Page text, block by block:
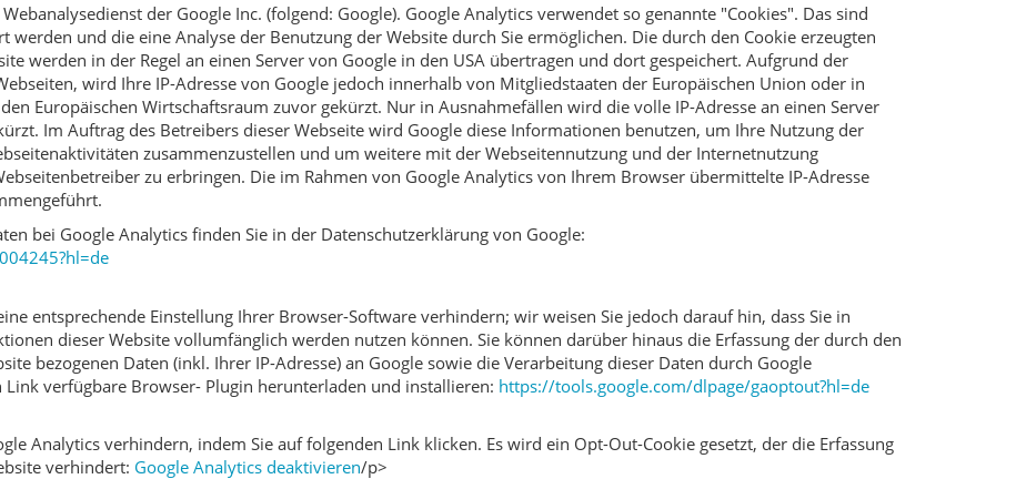
der Google Inc. (folgend: Google). Google Analytics verwendet so genannte "Cookies". Das sind
werden und die eine Analyse der Benutzung der Website durch Sie ermöglichen. Die durch den Cookie erzeugten
werden in der Regel an einen Server von Google in den USA übertragen und dort gespeichert. Aufgrund der
wird Ihre IP-Adresse von Google jedoch innerhalb von Mitgliedstaaten der Europäischen Union oder in
Europäischen Wirtschaftsraum zuvor gekürzt. Nur in Ausnahmefällen wird die volle IP-Adresse an einen Server
Im Auftrag des Betreibers dieser Webseite wird Google diese Informationen benutzen, um Ihre Nutzung der
zusammenzustellen und um weitere mit der Webseitennutzung und der Internetnutzung
zu erbringen. Die im Rahmen von Google Analytics von Ihrem Browser übermittelte IP-Adresse
bei Google Analytics finden Sie in der Datenschutzerklärung von Google:
entsprechende Einstellung Ihrer Browser-Software verhindern; wir weisen Sie jedoch darauf hin, dass Sie in
dieser Website vollumfänglich werden nutzen können. Sie können darüber hinaus die Erfassung der durch den
bezogenen Daten (inkl. Ihrer IP-Adresse) an Google sowie die Verarbeitung dieser Daten durch Google
verfügbare Browser- Plugin herunterladen und installieren: https://tools.google.com/dlpage/gaoptout?hl=de
Analytics verhindern, indem Sie auf folgenden Link klicken. Es wird ein Opt-Out-Cookie gesetzt, der die Erfassung
verhindert: Google Analytics deaktivieren/p>